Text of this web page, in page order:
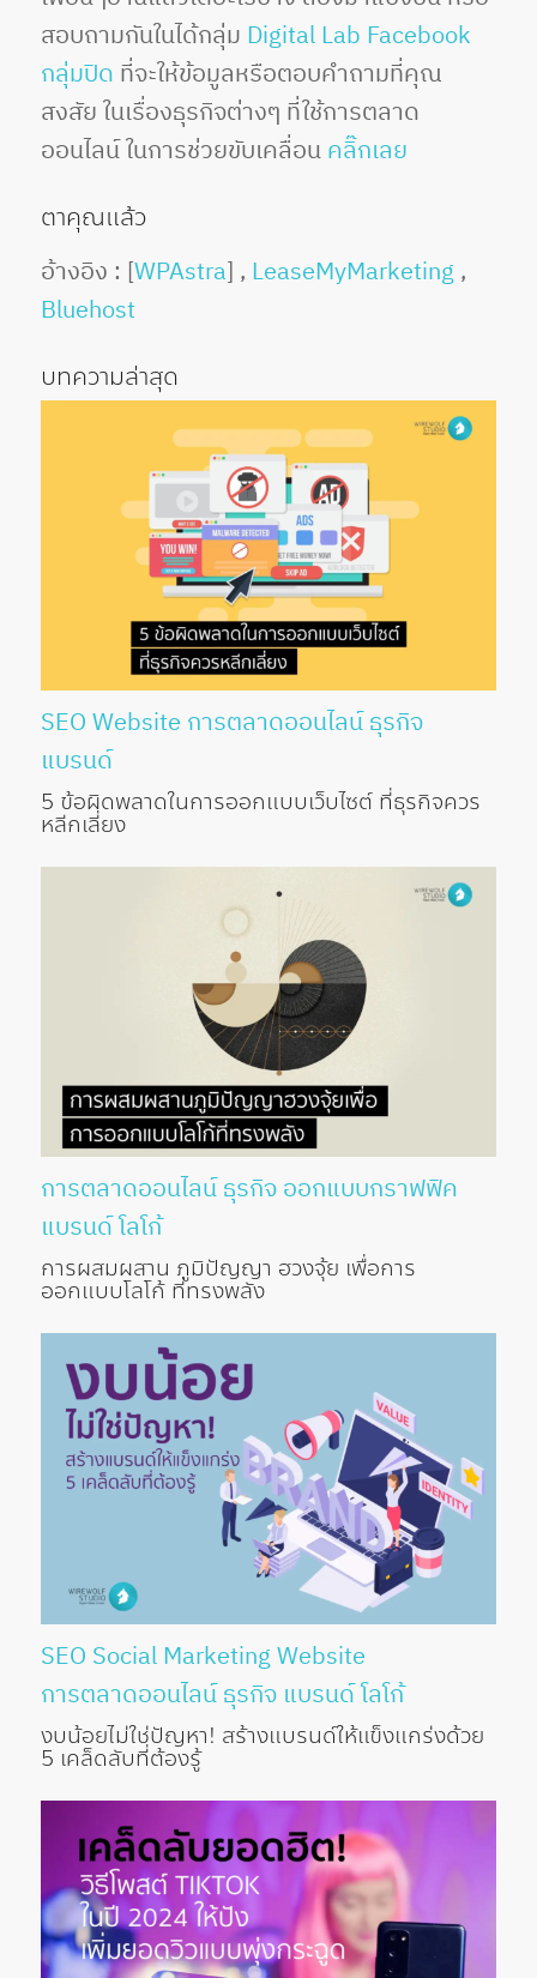
สอบถามกันในได้กลุ่ม Digital Lab Facebook
กลุ่มปิด ที่จะให้ข้อมูลหรือตอบคำถามที่คุณ
สงสัย ในเรื่องธุรกิจต่างๆ ที่ใช้การตลาด
ออนไลน์ ในการช่วยขับเคลื่อน คลิ๊กเลย
ตาคุณแล้ว
อ้างอิง : [WPAstra] , LeaseMyMarketing ,
Bluehost
บทความล่าสุด
SEO Website การตลาดออนไลน์ ธุรกิจ
แบรนด์
5 ข้อผิดพลาดในการออกแบบเว็บไซต์ ที่ธุรกิจควร
หลีกเลี่ยง
การตลาดออนไลน์ ธุรกิจ ออกแบบกราฟฟิค
แบรนด์ โลโก้
การผสมผสาน ภูมิปัญญา ฮวงจุ้ย เพื่อการ
ออกแบบโลโก้ ที่ทรงพลัง
SEO Social Marketing Website
การตลาดออนไลน์ ธุรกิจ แบรนด์ โลโก้
งบน้อยไม่ใช่ปัญหา! สร้างแบรนด์ให้แข็งแกร่งด้วย
5 เคล็ดลับที่ต้องรู้